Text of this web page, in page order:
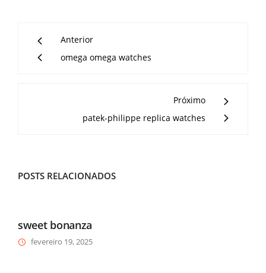
Anterior
omega omega watches
Próximo
patek-philippe replica watches
POSTS RELACIONADOS
sweet bonanza
fevereiro 19, 2025